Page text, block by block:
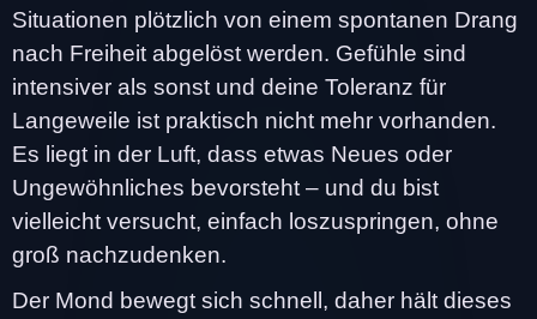
Situationen plötzlich von einem spontanen Drang
nach Freiheit abgelöst werden. Gefühle sind
intensiver als sonst und deine Toleranz für
Langeweile ist praktisch nicht mehr vorhanden.
Es liegt in der Luft, dass etwas Neues oder
Ungewöhnliches bevorsteht – und du bist
vielleicht versucht, einfach loszuspringen, ohne
groß nachzudenken.
Der Mond bewegt sich schnell, daher hält dieses